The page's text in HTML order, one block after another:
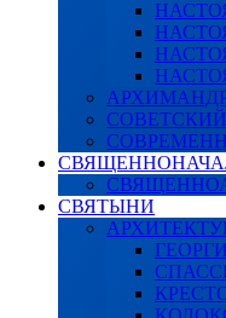
СВЯТЫНИ